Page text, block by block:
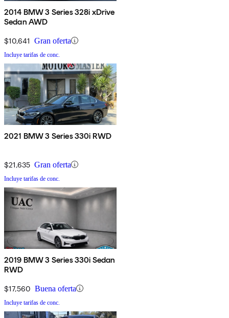
2014 BMW 3 Series 328i xDrive
Sedan AWD
$10,641 Gran oferta
Incluye tarifas de conc.
2021 BMW 3 Series 330i RWD
$21,635 Gran oferta
Incluye tarifas de conc.
2019 BMW 3 Series 330i Sedan
RWD
$17,560 Buena oferta
Incluye tarifas de conc.